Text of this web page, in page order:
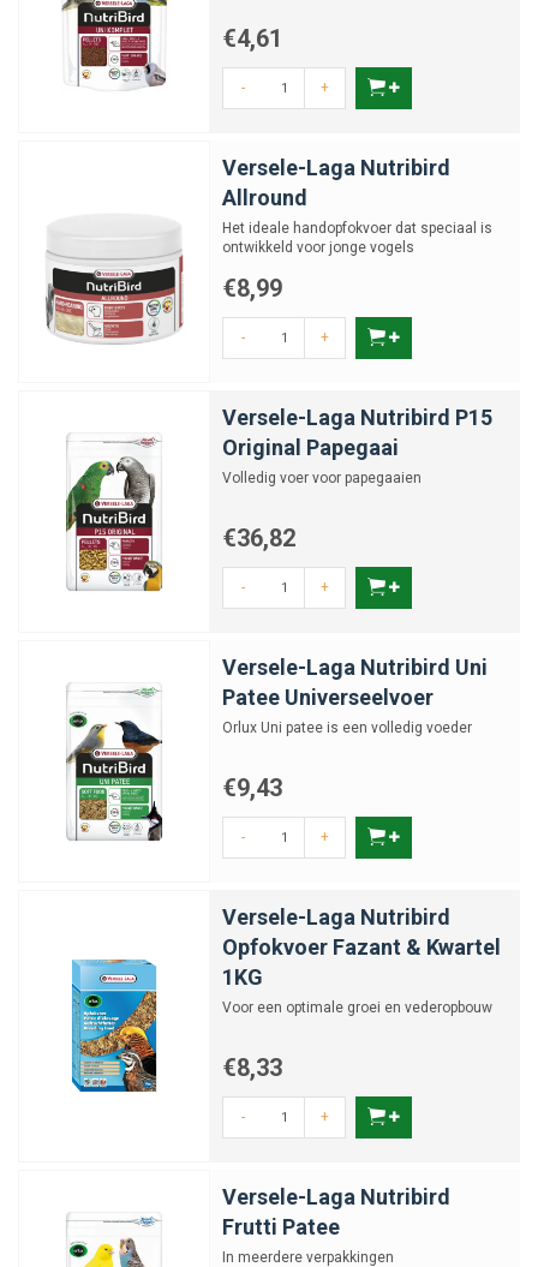
€4,61
- +
Versele-Laga Nutribird
Allround
Het ideale handopfokvoer dat speciaal is
ontwikkeld voor jonge vogels
€8,99
- +
Versele-Laga Nutribird P15
Original Papegaai
Volledig voer voor papegaaien
€36,82
- +
Versele-Laga Nutribird Uni
Patee Universeelvoer
Orlux Uni patee is een volledig voeder
€9,43
- +
Versele-Laga Nutribird
Opfokvoer Fazant & Kwartel
1KG
Voor een optimale groei en vederopbouw
€8,33
- +
Versele-Laga Nutribird
Frutti Patee
In meerdere verpakkingen